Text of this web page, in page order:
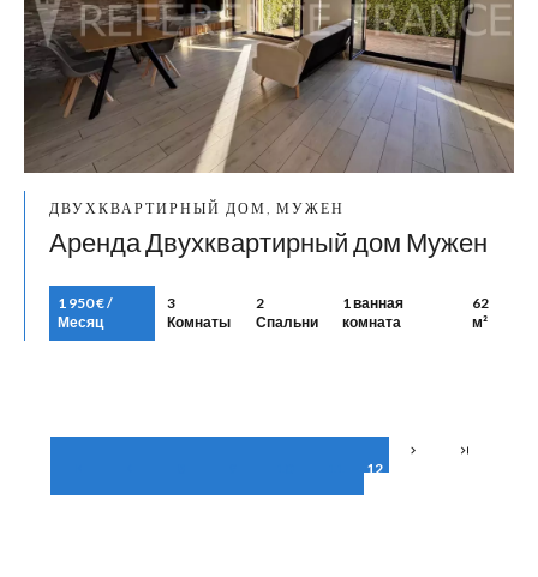
ДВУХКВАРТИРНЫЙ ДОМ, МУЖЕН
Аренда Двухквартирный дом Мужен
1 950 € /
Месяц
3
Комнаты
2
Спальни
1 ванная
комната
62
м²
12